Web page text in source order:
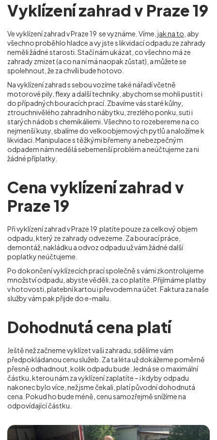
Vyklízení zahrad v Praze 19
Ve vyklízení zahrad v Praze 19 se vyznáme. Víme, jak na to , aby
všechno proběhlo hladce a vy jste s likvidací odpadu ze zahrady
neměli žádné starosti. Stačí nám ukázat, co všechno má ze
zahrady zmizet (a co na ní má naopak zůstat), a můžete se
spolehnout, že za chvíli bude hotovo.
Na vyklízení zahrad s sebou vozíme také nářadí včetně
motorové pily, flexy a další techniky, abychom se mohli pustit i
do případných bouracích prací. Zbavíme vás staré kůlny,
ztrouchnivělého zahradního nábytku, zrezlého ponku, suti i
starých nádob s chemikáliemi. Všechno to rozebereme na co
nejmenší kusy, sbalíme do velkoobjemových pytlů a naložíme k
likvidaci. Manipulace s těžkými břemeny a nebezpečným
odpadem nám nedělá sebemenší problém a neúčtujeme za ni
žádné příplatky.
Cena vyklízení zahrad v
Praze 19
Při vyklízení zahrad v Praze 19 platíte pouze za celkový objem
odpadu, který ze zahrady odvezeme. Za bourací práce,
demontáž, nakládku a odvoz odpadu už vám žádné další
poplatky neúčtujeme.
Po dokončení vyklízecích prací společně s vámi zkontrolujeme
množství odpadu, abyste věděli, za co platíte. Přijímáme platby
v hotovosti, platební kartou i převodem na účet. Faktura za naše
služby vám pak přijde do e-mailu.
Dohodnutá cena platí
Ještě než začneme vyklízet vaši zahradu, sdělíme vám
předpokládanou cenu služeb. Za ta léta už dokážeme poměrně
přesně odhadnout, kolik odpadu bude. Jedná se o maximální
částku, kterou nám za vyklízení zaplatíte – i kdyby odpadu
nakonec bylo více, než jsme čekali, platí původní dohodnutá
cena. Pokud ho bude méně, cenu samozřejmě snížíme na
odpovídající částku.